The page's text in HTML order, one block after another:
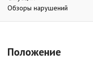
Обзоры нарушений
Положение